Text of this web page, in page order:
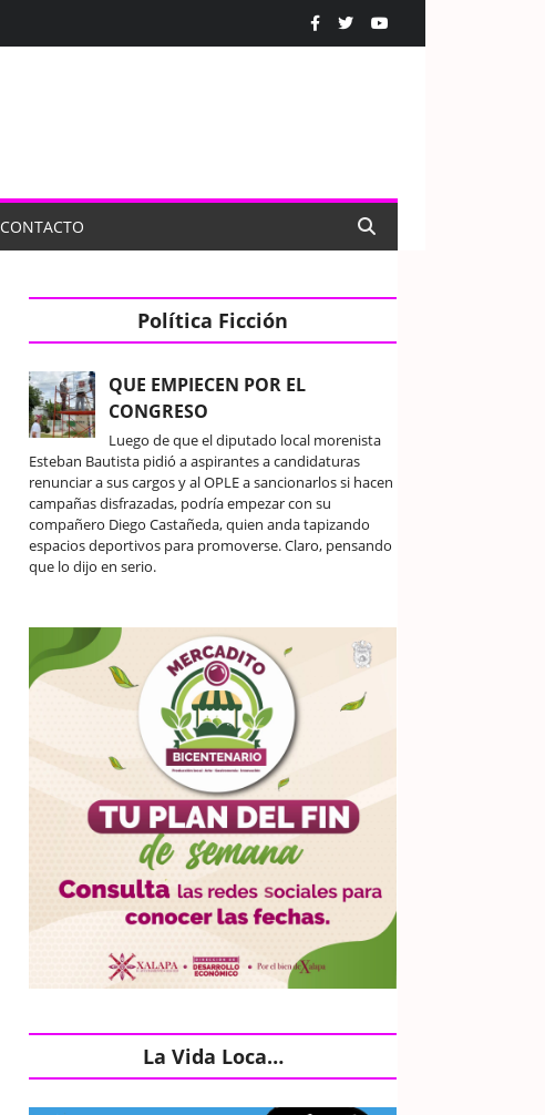
CONTACTO
Política Ficción
QUE EMPIECEN POR EL
CONGRESO
Luego de que el diputado local morenista
Esteban Bautista pidió a aspirantes a candidaturas
renunciar a sus cargos y al OPLE a sancionarlos si hacen
campañas disfrazadas, podría empezar con su
compañero Diego Castañeda, quien anda tapizando
espacios deportivos para promoverse. Claro, pensando
que lo dijo en serio.
La Vida Loca…